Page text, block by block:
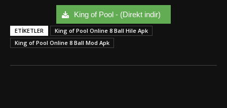
King of Pool - (Direkt indir)
ETIKETLER
King of Pool Online 8 Ball Hile Apk
King of Pool Online 8 Ball Mod Apk